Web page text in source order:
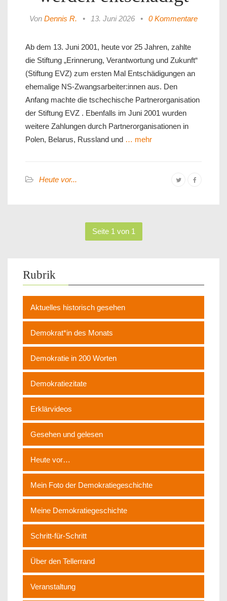
Von Dennis R. • 13. Juni 2026 • 0 Kommentare
Ab dem 13. Juni 2001, heute vor 25 Jahren, zahlte
die Stiftung „Erinnerung, Verantwortung und Zukunft“
(Stiftung EVZ) zum ersten Mal Entschädigungen an
ehemalige NS-Zwangsarbeiter:innen aus. Den
Anfang machte die tschechische Partnerorganisation
der Stiftung EVZ . Ebenfalls im Juni 2001 wurden
weitere Zahlungen durch Partnerorganisationen in
Polen, Belarus, Russland und … mehr
Heute vor...
Seite 1 von 1
Rubrik
Aktuelles historisch gesehen
Demokrat*in des Monats
Demokratie in 200 Worten
Demokratiezitate
Erklärvideos
Gesehen und gelesen
Heute vor…
Mein Foto der Demokratiegeschichte
Meine Demokratiegeschichte
Schritt-für-Schritt
Über den Tellerrand
Veranstaltung